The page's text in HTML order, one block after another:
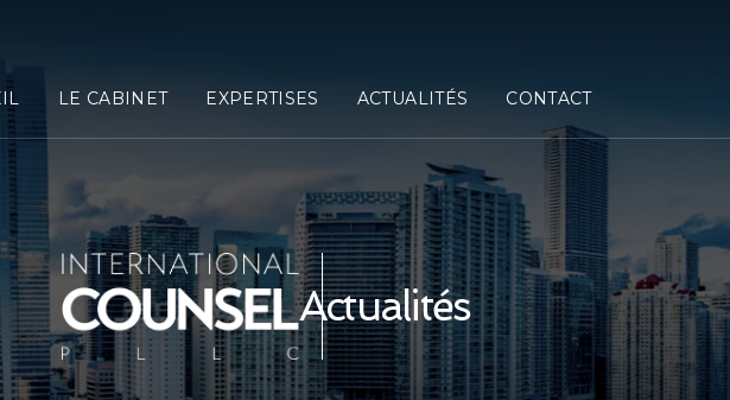
LE CABINET EXPERTISES ACTUALITÉS CONTACT
Actualités